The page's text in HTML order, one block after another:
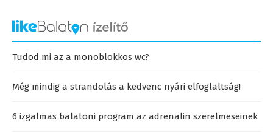
Tudod mi az a monoblokkos wc?
Még mindig a strandolás a kedvenc nyári elfoglaltság!
6 izgalmas balatoni program az adrenalin szerelmeseinek